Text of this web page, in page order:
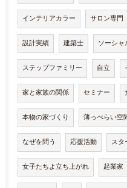
インテリアカラー サロン専門
設計実績 建築士 ソーシャ
ステップファミリー 自立
家と家族の関係 セミナー
本物の家づくり 薄っぺらい空
なぜを問う 応援活動 スタ
女子たちよ立ち上がれ 起業家